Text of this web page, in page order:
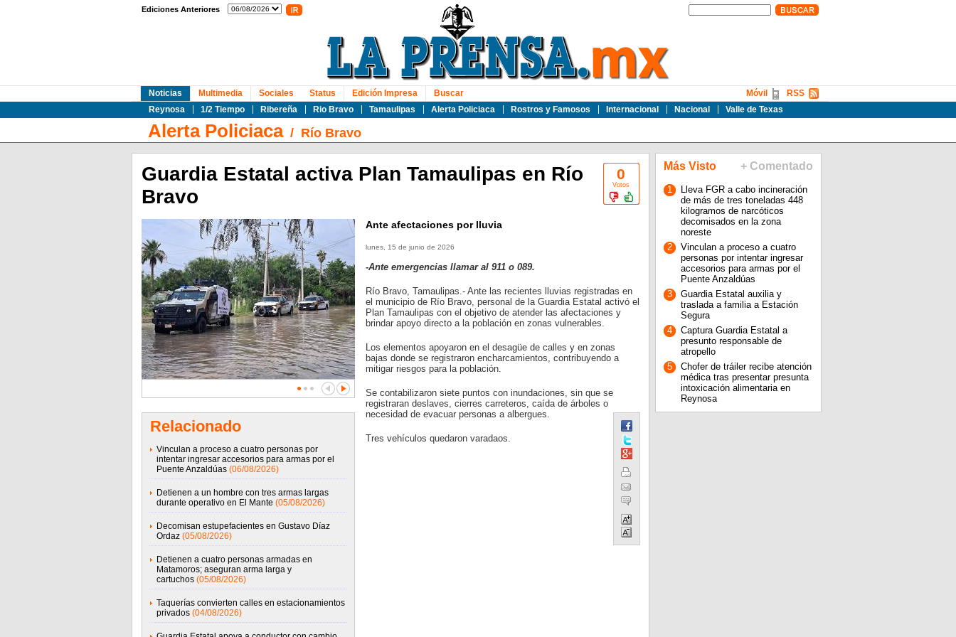
Ediciones Anteriores
Noticias
Reynosa
1/2 Tiempo Ribereña Rio Bravo Tamaulipas Alerta Policiaca Rostros y Famosos Internacional Nacional Valle de Texas
Multimedia Sociales Status Edición Impresa Buscar RSS
Móvil
Alerta Policiaca/ Río Bravo
0
Votos
Guardia Estatal activa Plan Tamaulipas en Río
Bravo
Relacionado
Vinculan a proceso a cuatro personas por
intentar ingresar accesorios para armas por el
Puente Anzaldúas (06/08/2026)
Detienen a un hombre con tres armas largas
durante operativo en El Mante (05/08/2026)
Decomisan estupefacientes en Gustavo Díaz
Ordaz (05/08/2026)
Detienen a cuatro personas armadas en
Matamoros; aseguran arma larga y
cartuchos (05/08/2026)
Taquerías convierten calles en estacionamientos
privados (04/08/2026)
Ante afectaciones por lluvia
lunes, 15 de junio de 2026
-Ante emergencias llamar al 911 o 089.
Río Bravo, Tamaulipas.- Ante las recientes lluvias registradas en
el municipio de Río Bravo, personal de la Guardia Estatal activó el
Plan Tamaulipas con el objetivo de atender las afectaciones y
brindar apoyo directo a la población en zonas vulnerables.
Los elementos apoyaron en el desagüe de calles y en zonas
bajas donde se registraron encharcamientos, contribuyendo a
mitigar riesgos para la población.
Se contabilizaron siete puntos con inundaciones, sin que se
registraran deslaves, cierres carreteros, caída de árboles o
necesidad de evacuar personas a albergues.
Tres vehículos quedaron varadaos.
Más Visto + Comentado
1
Lleva FGR a cabo incineración
de más de tres toneladas 448
kilogramos de narcóticos
decomisados en la zona
noreste
2
Vinculan a proceso a cuatro
personas por intentar ingresar
accesorios para armas por el
Puente Anzaldúas
3
Guardia Estatal auxilia y
traslada a familia a Estación
Segura
4
Captura Guardia Estatal a
presunto responsable de
atropello
5
Chofer de tráiler recibe atención
médica tras presentar presunta
intoxicación alimentaria en
Reynosa